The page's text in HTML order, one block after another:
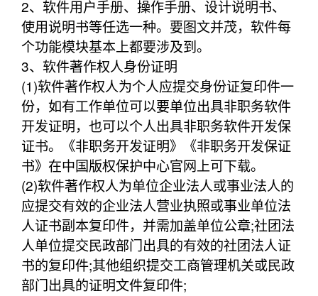
2、软件用户手册、操作手册、设计说明书、
使用说明书等任选一种。要图文并茂，软件每
个功能模块基本上都要涉及到。
3、软件著作权人身份证明
(1)软件著作权人为个人应提交身份证复印件一
份，如有工作单位可以要单位出具非职务软件
开发证明，也可以个人出具非职务软件开发保
证书。《非职务开发证明》《非职务开发保证
书》在中国版权保护中心官网上可下载。
(2)软件著作权人为单位企业法人或事业法人的
应提交有效的企业法人营业执照或事业单位法
人证书副本复印件，并需加盖单位公章;社团法
人单位提交民政部门出具的有效的社团法人证
书的复印件;其他组织提交工商管理机关或民政
部门出具的证明文件复印件;